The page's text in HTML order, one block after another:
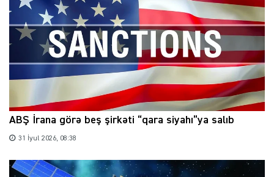
ABŞ İrana görə beş şirkəti “qara siyahı”ya salıb
31 İyul 2026, 08:38